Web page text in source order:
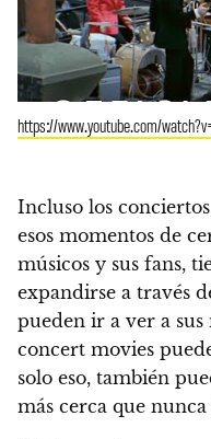
https://www.youtube.com/
Incluso los
esos momentos de
músicos y sus fans,
expandirse a través
pueden ir a ver a
concert movies
solo eso, también
más cerca que nunca